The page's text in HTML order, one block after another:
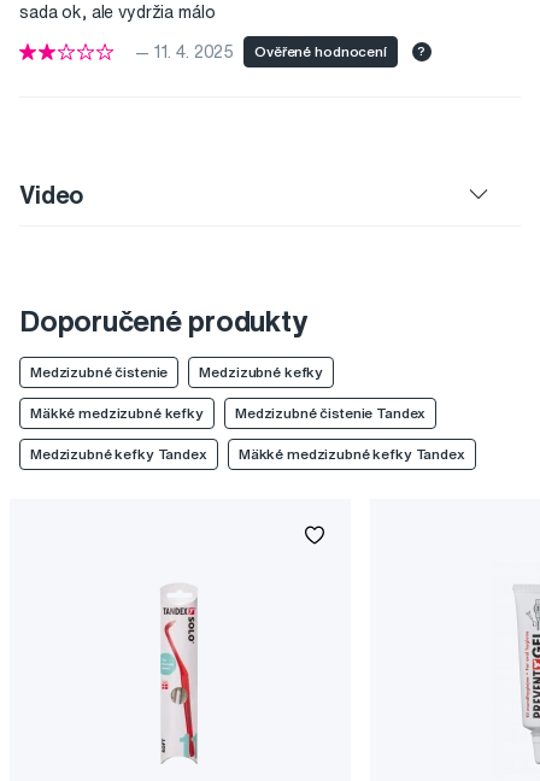
sada ok, ale vydržia málo
— 11. 4. 2025 Ověřené hodnocení ?
Video
Doporučené produkty
Medzizubné čistenie Medzizubné kefky
Mäkké medzizubné kefky Medzizubné čistenie Tandex
Medzizubné kefky Tandex Mäkké medzizubné kefky Tandex